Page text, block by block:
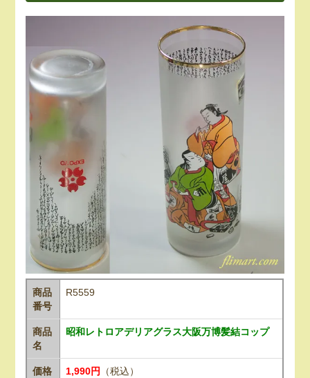
商品
番号
R5559
商品
名
昭和レトロアデリアグラス大阪万博髪結コップ
価格 1,990円 （税込）